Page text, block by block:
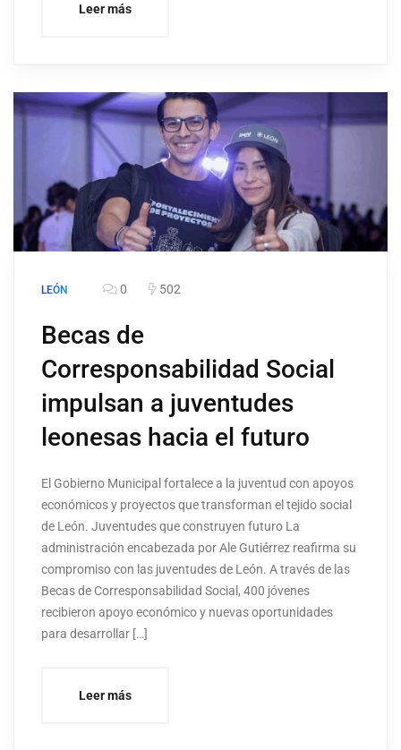
Leer más
LEÓN 0 502
Becas de
Corresponsabilidad Social
impulsan a juventudes
leonesas hacia el futuro
El Gobierno Municipal fortalece a la juventud con apoyos
económicos y proyectos que transforman el tejido social
de León. Juventudes que construyen futuro La
administración encabezada por Ale Gutiérrez reafirma su
compromiso con las juventudes de León. A través de las
Becas de Corresponsabilidad Social, 400 jóvenes
recibieron apoyo económico y nuevas oportunidades
para desarrollar […]
Leer más